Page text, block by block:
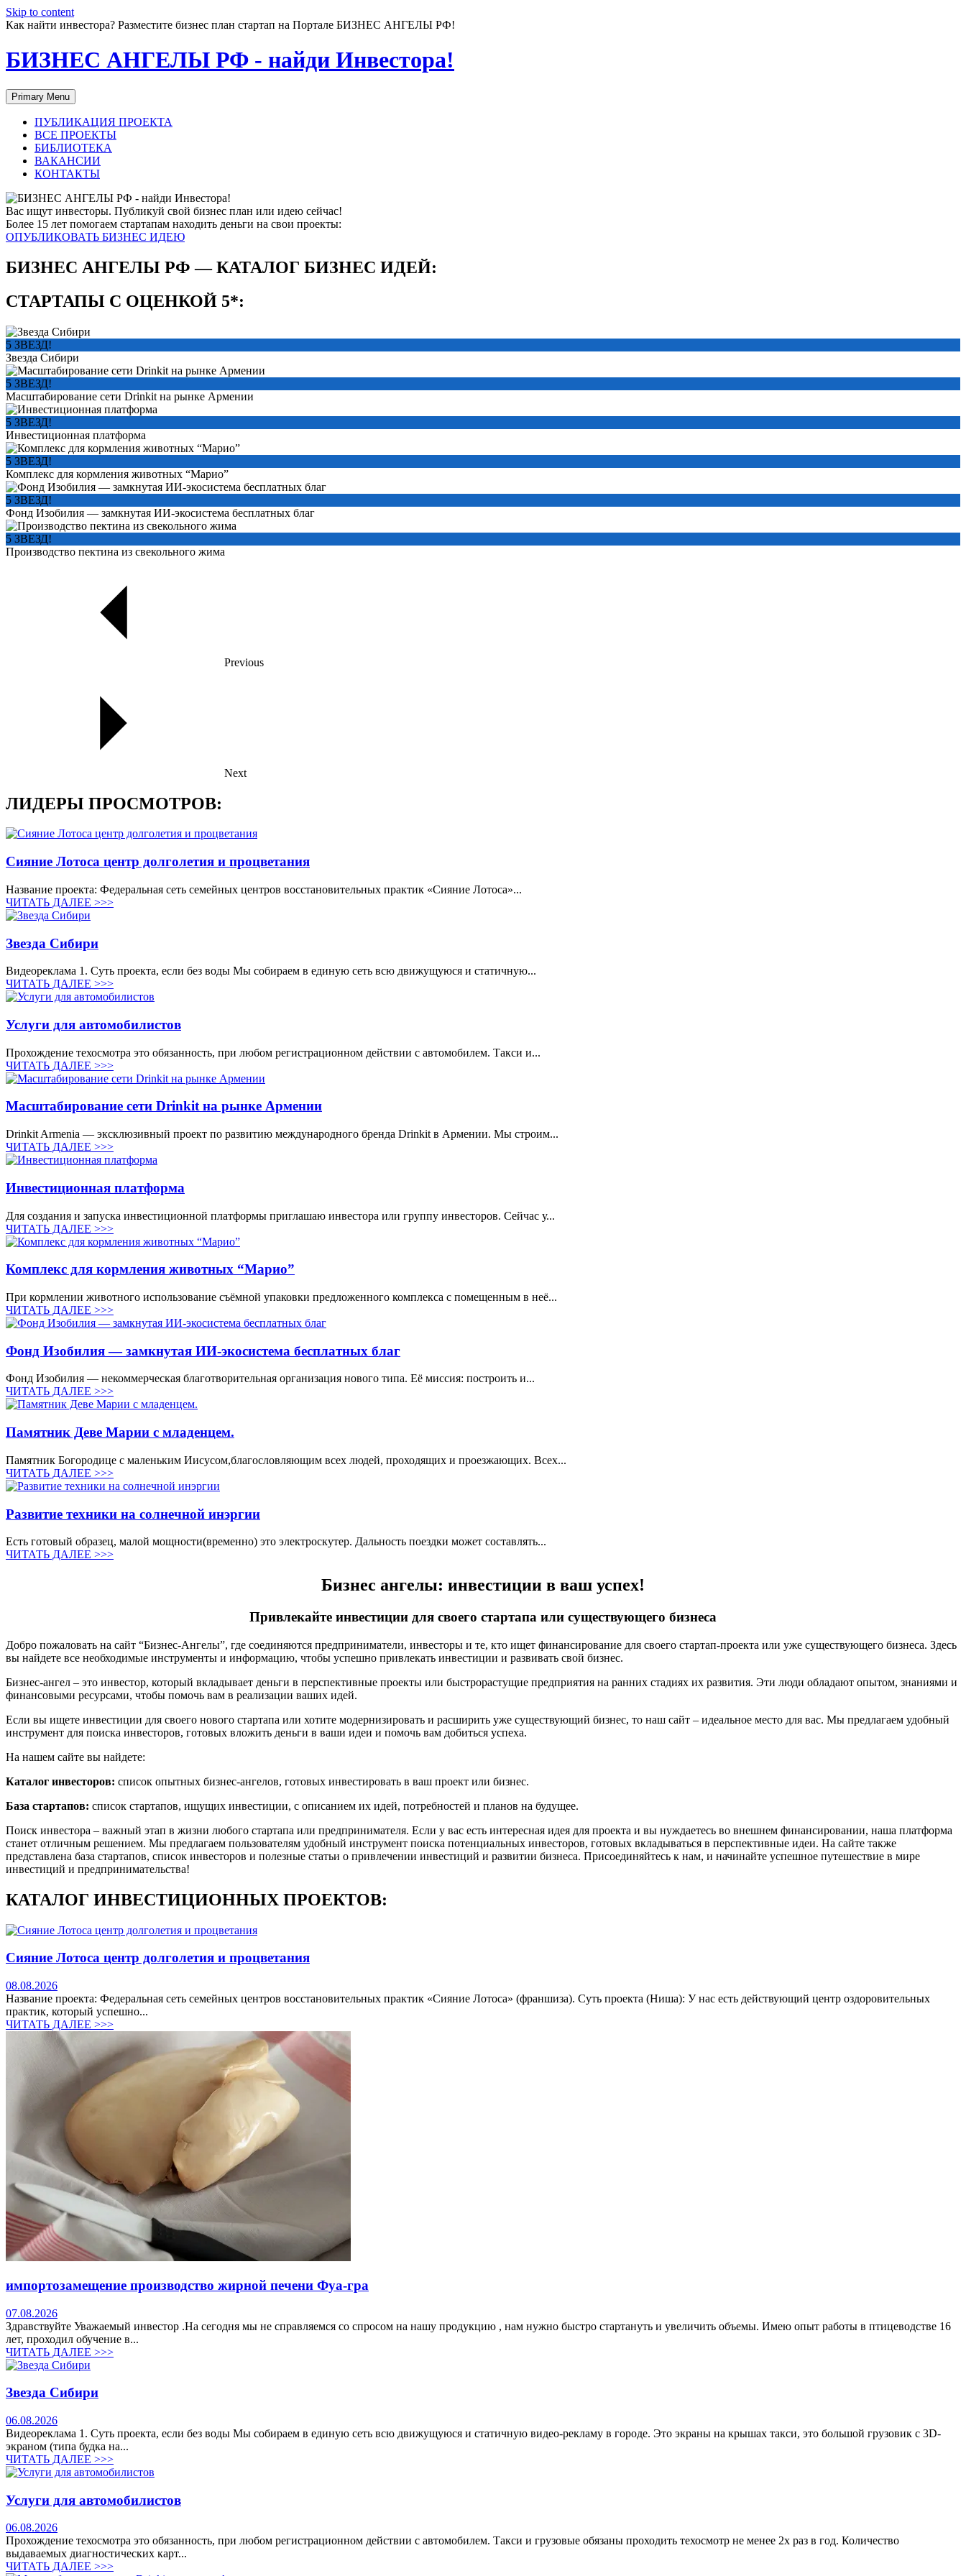
Skip to content
Как найти инвестора? Разместите бизнес план стартап на Портале БИЗНЕС АНГЕЛЫ РФ!
БИЗНЕС АНГЕЛЫ РФ - найди Инвестора!
Primary Menu
ПУБЛИКАЦИЯ ПРОЕКТА
ВСЕ ПРОЕКТЫ
БИБЛИОТЕКА
ВАКАНСИИ
КОНТАКТЫ
Вас ищут инвесторы. Публикуй свой бизнес план или идею сейчас!
Более 15 лет помогаем стартапам находить деньги на свои проекты:
ОПУБЛИКОВАТЬ БИЗНЕС ИДЕЮ
БИЗНЕС АНГЕЛЫ РФ — КАТАЛОГ БИЗНЕС ИДЕЙ:
СТАРТАПЫ С ОЦЕНКОЙ 5*:
5 ЗВЕЗД!
Звезда Сибири
5 ЗВЕЗД!
Масштабирование сети Drinkit на рынке Армении
5 ЗВЕЗД!
Инвестиционная платформа
5 ЗВЕЗД!
Комплекс для кормления животных “Марио”
5 ЗВЕЗД!
Фонд Изобилия — замкнутая ИИ-экосистема бесплатных благ
5 ЗВЕЗД!
Производство пектина из свекольного жима
Previous
Next
ЛИДЕРЫ ПРОСМОТРОВ:
Сияние Лотоса центр долголетия и процветания
Название проекта: Федеральная сеть семейных центров восстановительных практик «Сияние Лотоса»...
ЧИТАТЬ ДАЛЕЕ >>>
Звезда Сибири
Видеореклама 1. Суть проекта, если без воды Мы собираем в единую сеть всю движущуюся и статичную...
ЧИТАТЬ ДАЛЕЕ >>>
Услуги для автомобилистов
Прохождение техосмотра это обязанность, при любом регистрационном действии с автомобилем. Такси и...
ЧИТАТЬ ДАЛЕЕ >>>
Масштабирование сети Drinkit на рынке Армении
Drinkit Armenia — эксклюзивный проект по развитию международного бренда Drinkit в Армении. Мы строим...
ЧИТАТЬ ДАЛЕЕ >>>
Инвестиционная платформа
Для создания и запуска инвестиционной платформы приглашаю инвестора или группу инвесторов. Сейчас у...
ЧИТАТЬ ДАЛЕЕ >>>
Комплекс для кормления животных “Марио”
При кормлении животного использование съёмной упаковки предложенного комплекса с помещенным в неё...
ЧИТАТЬ ДАЛЕЕ >>>
Фонд Изобилия — замкнутая ИИ-экосистема бесплатных благ
Фонд Изобилия — некоммерческая благотворительная организация нового типа. Её миссия: построить и...
ЧИТАТЬ ДАЛЕЕ >>>
Памятник Деве Марии с младенцем.
Памятник Богородице с маленьким Иисусом,благословляющим всех людей, проходящих и проезжающих. Всех...
ЧИТАТЬ ДАЛЕЕ >>>
Развитие техники на солнечной инэргии
Есть готовый образец, малой мощности(временно) это электроскутер. Дальность поездки может составлять...
ЧИТАТЬ ДАЛЕЕ >>>
Бизнес ангелы: инвестиции в ваш успех!
Привлекайте инвестиции для своего стартапа или существующего бизнеса
Добро пожаловать на сайт “Бизнес-Ангелы”, где соединяются предприниматели, инвесторы и те, кто ищет финансирование для своего стартап-проекта или уже существующего бизнеса. Здесь
вы найдете все необходимые инструменты и информацию, чтобы успешно привлекать инвестиции и развивать свой бизнес.
Бизнес-ангел – это инвестор, который вкладывает деньги в перспективные проекты или быстрорастущие предприятия на ранних стадиях их развития. Эти люди обладают опытом, знаниями и
финансовыми ресурсами, чтобы помочь вам в реализации ваших идей.
Если вы ищете инвестиции для своего нового стартапа или хотите модернизировать и расширить уже существующий бизнес, то наш сайт – идеальное место для вас. Мы предлагаем удобный
инструмент для поиска инвесторов, готовых вложить деньги в ваши идеи и помочь вам добиться успеха.
На нашем сайте вы найдете:
Каталог инвесторов: список опытных бизнес-ангелов, готовых инвестировать в ваш проект или бизнес.
База стартапов: список стартапов, ищущих инвестиции, с описанием их идей, потребностей и планов на будущее.
Поиск инвестора – важный этап в жизни любого стартапа или предпринимателя. Если у вас есть интересная идея для проекта и вы нуждаетесь во внешнем финансировании, наша платформа
станет отличным решением. Мы предлагаем пользователям удобный инструмент поиска потенциальных инвесторов, готовых вкладываться в перспективные идеи. На сайте также
представлена база стартапов, список инвесторов и полезные статьи о привлечении инвестиций и развитии бизнеса. Присоединяйтесь к нам, и начинайте успешное путешествие в мире
инвестиций и предпринимательства!
КАТАЛОГ ИНВЕСТИЦИОННЫХ ПРОЕКТОВ:
Сияние Лотоса центр долголетия и процветания
08.08.2026
Название проекта: Федеральная сеть семейных центров восстановительных практик «Сияние Лотоса» (франшиза). Суть проекта (Ниша): У нас есть действующий центр оздоровительных
практик, который успешно...
ЧИТАТЬ ДАЛЕЕ >>>
импортозамещение производство жирной печени Фуа-гра
07.08.2026
Здравствуйте Уважаемый инвестор .На сегодня мы не справляемся со спросом на нашу продукцию , нам нужно быстро стартануть и увеличить объемы. Имею опыт работы в птицеводстве 16
лет, проходил обучение в...
ЧИТАТЬ ДАЛЕЕ >>>
Звезда Сибири
06.08.2026
Видеореклама 1. Суть проекта, если без воды Мы собираем в единую сеть всю движущуюся и статичную видео-рекламу в городе. Это экраны на крышах такси, это большой грузовик с 3D-
экраном (типа будка на...
ЧИТАТЬ ДАЛЕЕ >>>
Услуги для автомобилистов
06.08.2026
Прохождение техосмотра это обязанность, при любом регистрационном действии с автомобилем. Такси и грузовые обязаны проходить техосмотр не менее 2х раз в год. Количество
выдаваемых диагностических карт...
ЧИТАТЬ ДАЛЕЕ >>>